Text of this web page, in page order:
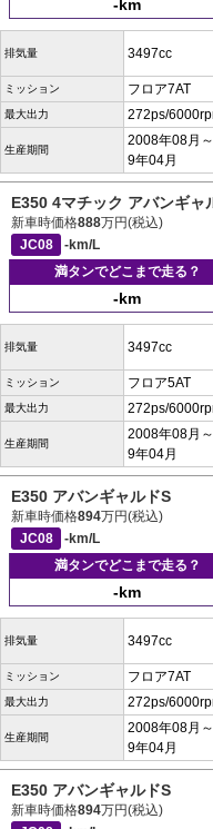
-km
排気量 3497cc
ミッション フロア7AT
最大出力 272ps/
生産期間
2008年08月
9年04月
E350 4マチック アバンギャ
新車時価格888万円(税込)
JC08
-km/L
満タンでどこまで走る？
-km
排気量 3497cc
ミッション フロア5AT
最大出力 272ps/
生産期間
2008年08月
9年04月
E350 アバンギャルドS
新車時価格894万円(税込)
JC08
-km/L
満タンでどこまで走る？
-km
排気量 3497cc
ミッション フロア7AT
最大出力 272ps/
生産期間
2008年08月
9年04月
E350 アバンギャルドS
新車時価格894万円(税込)